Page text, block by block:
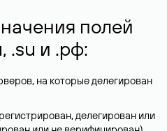
полей
.su и .рф:
на которые делегирован
делегирован или